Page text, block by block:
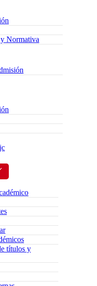
Normativa
títulos y